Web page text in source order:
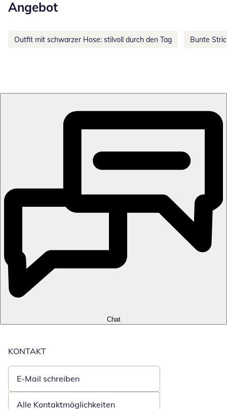
Angebot
Outfit mit schwarzer Hose: stilvoll durch den Tag Bunte
Chat
KONTAKT
E-Mail schreiben
Öffnet E-Mail-Client
Alle Kontaktmöglichkeiten